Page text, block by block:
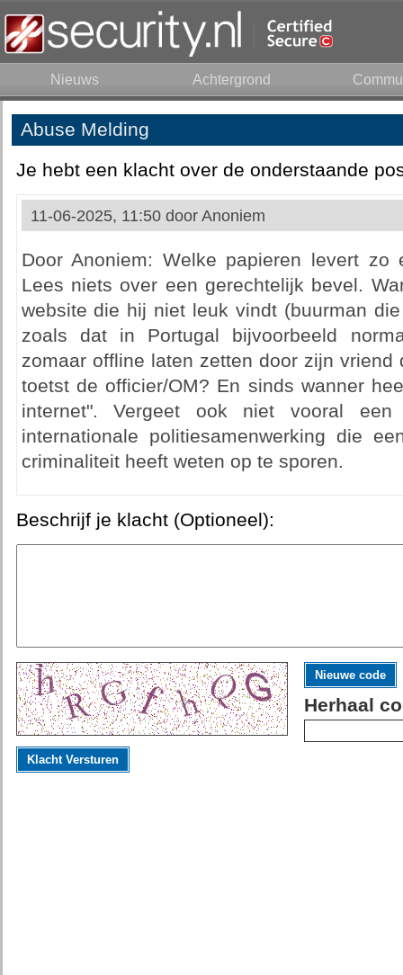
Nieuws Achtergrond
Abuse Melding
Je hebt een klacht over de onderstaande
11-06-2025, 11:50 door Anoniem
Door Anoniem: Welke papieren levert
Lees niets over een gerechtelijk bevel.
website die hij niet leuk vindt (buurman
zoals dat in Portugal bijvoorbeeld
zomaar offline laten zetten door zijn vriend
toetst de officier/OM? En sinds wanner
internet". Vergeet ook niet vooral
internationale politiesamenwerking die
criminaliteit heeft weten op te sporen.
Beschrijf je klacht (Optioneel):
Nieuwe code
Herhaal
Klacht Versturen